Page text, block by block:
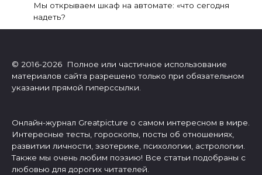
Мы открываем шкаф на автомате: «что сегодня
надеть?
© 2016-2026 Полное или частичное использование
материалов сайта разрешено только при обязательном
указании прямой гиперссылки.
Онлайн-журнал Greatpicture о самом интересном в мире.
Интересные тесты, гороскопы, посты об отношениях,
развитии личности, эзотерике, психологии, астрологии.
Также мы очень любим поэзию! Все статьи подобраны с
любовью для дорогих читателей.